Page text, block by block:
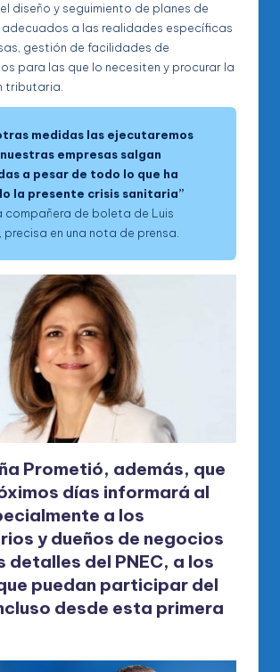
diseño y seguimiento de planes de
a las realidades específicas
gestión de facilidades de
para las que lo necesiten y procurar la
tributaria.
medidas las ejecutaremos
empresas salgan
a pesar de todo lo que ha
la presente crisis sanitaria”
compañera de boleta de Luis
precisa en una nota de prensa.
Prometió, además, que
días informará al
a los
y dueños de negocios
detalles del PNEC, a los
puedan participar del
desde esta primera